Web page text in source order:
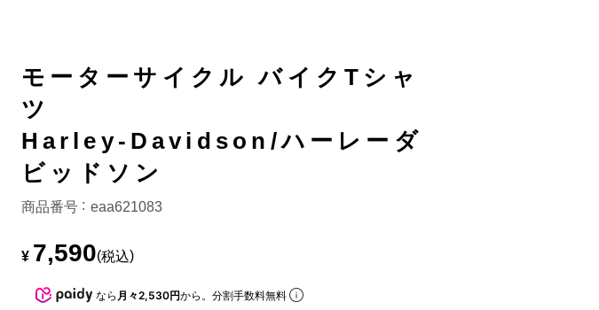
モーターサイクル バイクTシャ
ツ
Harley-Davidson/ハーレーダ
ビッドソン
商品番号 eaa621083
¥ 7,590 税込
なら 月々2,530円から。分割手数料無料